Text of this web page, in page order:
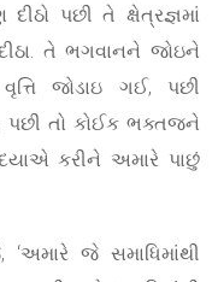
પછી તે ક્ષેત્રજ્ઞમાં
તે ભગવાનને જોઇને
જોડાઇ ગઈ, પછી
પછી તો કોઈક ભક્તજને
કરીને અમારે પાછું
જે સમાધિમાંથી